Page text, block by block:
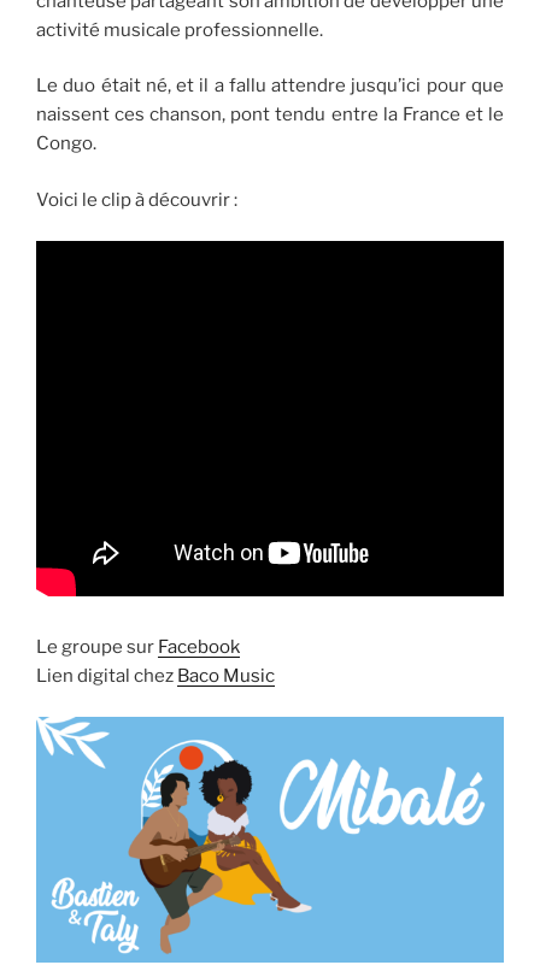
activité musicale professionnelle.
Le duo était né, et il a fallu attendre jusqu’ici pour que
naissent ces chanson, pont tendu entre la France et le
Congo.
Voici le clip à découvrir :
Le groupe sur Facebook
Lien digital chez Baco Music